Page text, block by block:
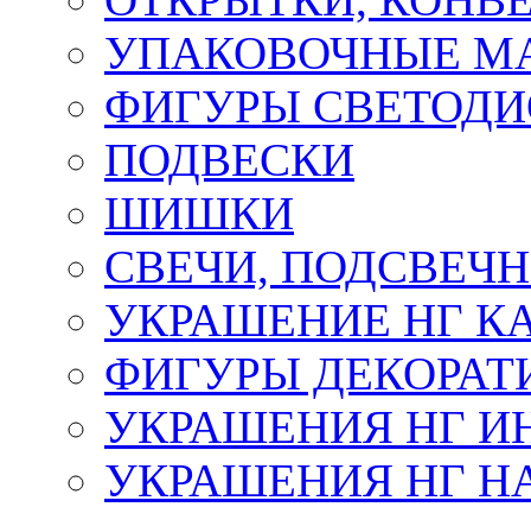
УПАКОВОЧНЫЕ
ФИГУРЫ
ПОДВЕСКИ
ШИШКИ
СВЕЧИ,
УКРАШЕНИЕ НГ
ФИГУРЫ
УКРАШЕНИЯ НГ
УКРАШЕНИЯ НГ